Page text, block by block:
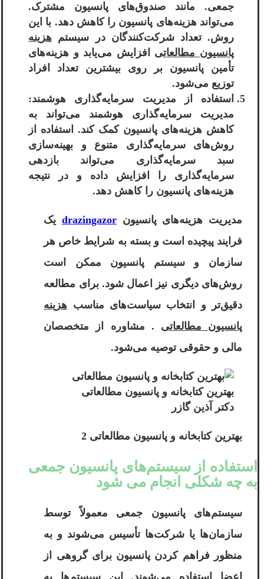
جمعی. مانند صندوق‌های پانسیون مشترک.
می‌تواند هزینه‌های پانسیون را کاهش دهد. با این
روش. تعداد شرکت‌کنندگان در سیستم هزینه
پانسیون مطالعاتی افزایش می‌یابد و هزینه‌های
تأمین پانسیون بر روی بیشترین تعداد افراد
توزیع می‌شود.
استفاده از مدیریت سرمایه‌گذاری هوشمند:
مدیریت سرمایه‌گذاری هوشمند می‌تواند به
کاهش هزینه‌های پانسیون کمک کند. استفاده از
روش‌های سرمایه‌گذاری متنوع و بهینه‌سازی
سبد سرمایه‌گذاری می‌تواند بازدهی
سرمایه‌گذاری را افزایش داده و در نتیجه
هزینه‌های پانسیون را کاهش دهد.
مدیریت هزینه‌های پانسیونdrazingazor یک
فرایند پیچیده است و بسته به شرایط خاص هر
سازمان و سیستم پانسیون ممکن است
روش‌های دیگری نیز اعمال شود. برای مطالعه
دقیق‌تر و انتخاب سیاست‌های مناسب هزینه
پانسیون مطالعاتی . مشاوره از متخصصان
مالی و حقوقی توصیه می‌شود.
بهترین کتابخانه و پانسیون مطالعاتی
دکتر آذین گازر
بهترین کتابخانه و پانسیون مطالعاتی 2
استفاده از سیستم‌های پانسیون جمعی
به چه شکلی انجام می شود
سیستم‌های پانسیون جمعی معمولاً توسط
سازمان‌ها یا شرکت‌ها تأسیس می‌شوند و به
منظور فراهم کردن پانسیون برای گروهی از
اعضا استفاده می‌شوند. این سیستم‌ها به